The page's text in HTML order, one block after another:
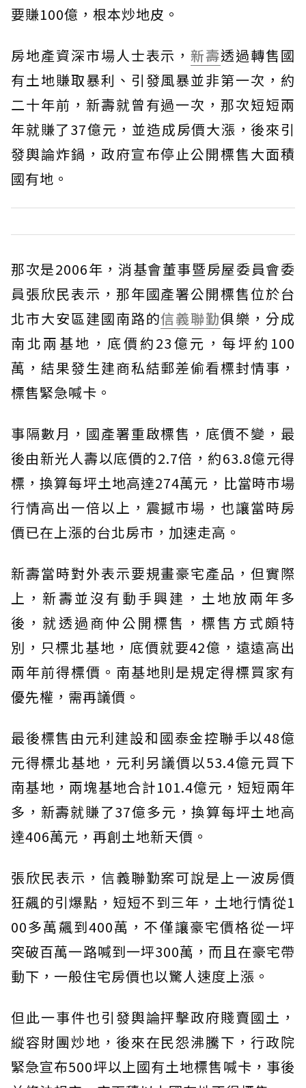
要賺100億，根本炒地皮。
房地產資深市場人士表示， 新壽透過轉售國
有土地賺取暴利、引發風暴並非第一次，約
二十年前，新壽就曾有過一次，那次短短兩
年就賺了37億元，並造成房價大漲，後來引
發輿論炸鍋，政府宣布停止公開標售大面積
國有地。
那次是2006年，消基會董事暨房屋委員會委
員張欣民表示，那年國產署公開標售位於台
北市大安區建國南路的信義聯勤俱樂，分成
南北兩基地，底價約23億元，每坪約100
萬，結果發生建商私結郵差偷看標封情事，
標售緊急喊卡。
事隔數月，國產署重啟標售，底價不變，最
後由新光人壽以底價的2.7倍，約63.8億元得
標，換算每坪土地高達274萬元，比當時市場
行情高出一倍以上，震撼市場，也讓當時房
價已在上漲的台北房市，加速走高。
新壽當時對外表示要規畫豪宅產品，但實際
上，新壽並沒有動手興建，土地放兩年多
後，就透過商仲公開標售，標售方式頗特
別，只標北基地，底價就要42億，遠遠高出
兩年前得標價。南基地則是規定得標買家有
優先權，需再議價。
最後標售由元利建設和國泰金控聯手以48億
元得標北基地，元利另議價以53.4億元買下
南基地，兩塊基地合計101.4億元，短短兩年
多，新壽就賺了37億多元，換算每坪土地高
達406萬元，再創土地新天價。
張欣民表示，信義聯勤案可說是上一波房價
狂飆的引爆點，短短不到三年，土地行情從1
00多萬飆到400萬，不僅讓豪宅價格從一坪
突破百萬一路喊到一坪300萬，而且在豪宅帶
動下，一般住宅房價也以驚人速度上漲。
但此一事件也引發輿論抨擊政府賤賣國土，
縱容財團炒地，後來在民怨沸騰下，行政院
緊急宣布500坪以上國有土地標售喊卡，事後